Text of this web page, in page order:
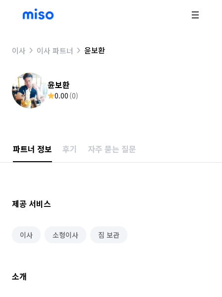
이사 이사 파트너 윤보환
윤보환
0.00 (0)
파트너 정보 후기 자주 묻는 질문
제공 서비스
이사 소형이사 짐 보관
소개